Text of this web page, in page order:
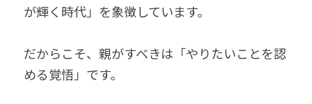
が輝く時代」を象徴しています。
だからこそ、親がすべきは「やりたいことを認
める覚悟」です。